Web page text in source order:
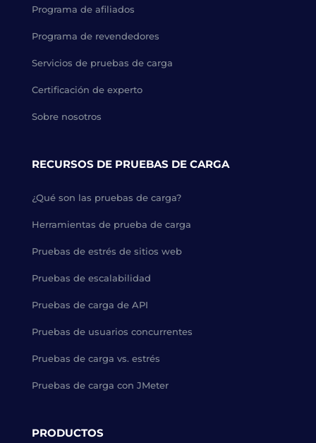
Programa de afiliados
Programa de revendedores
Servicios de pruebas de carga
Certificación de experto
Sobre nosotros
RECURSOS DE PRUEBAS DE CARGA
¿Qué son las pruebas de carga?
Herramientas de prueba de carga
Pruebas de estrés de sitios web
Pruebas de escalabilidad
Pruebas de carga de API
Pruebas de usuarios concurrentes
Pruebas de carga vs. estrés
Pruebas de carga con JMeter
PRODUCTOS